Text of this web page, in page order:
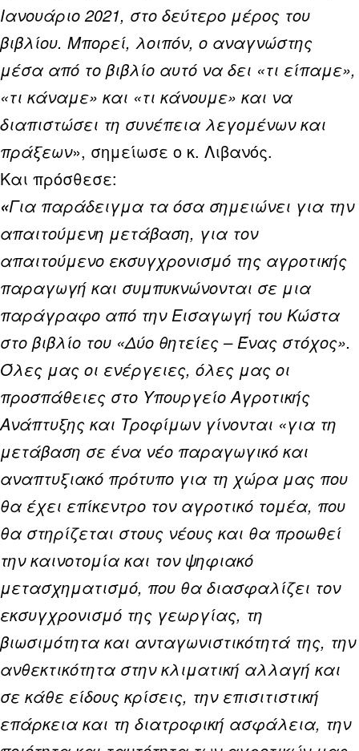
Ιανουάριο 2021, στο δεύτερο μέρος του
βιβλίου. Μπορεί, λοιπόν, ο αναγνώστης
μέσα από το βιβλίο αυτό να δει «τι είπαμε»,
«τι κάναμε» και «τι κάνουμε» και να
διαπιστώσει τη συνέπεια λεγομένων και
πράξεων», σημείωσε ο κ. Λιβανός.
Και πρόσθεσε:
«Για παράδειγμα τα όσα σημειώνει για την
απαιτούμενη μετάβαση, για τον
απαιτούμενο εκσυγχρονισμό της αγροτικής
παραγωγή και συμπυκνώνονται σε μια
παράγραφο από την Εισαγωγή του Κώστα
στο βιβλίο του «Δύο θητείες – Ένας στόχος».
Όλες μας οι ενέργειες, όλες μας οι
προσπάθειες στο Υπουργείο Αγροτικής
Ανάπτυξης και Τροφίμων γίνονται «για τη
μετάβαση σε ένα νέο παραγωγικό και
αναπτυξιακό πρότυπο για τη χώρα μας που
θα έχει επίκεντρο τον αγροτικό τομέα, που
θα στηρίζεται στους νέους και θα προωθεί
την καινοτομία και τον ψηφιακό
μετασχηματισμό, που θα διασφαλίζει τον
εκσυγχρονισμό της γεωργίας, τη
βιωσιμότητα και ανταγωνιστικότητά της, την
ανθεκτικότητα στην κλιματική αλλαγή και
σε κάθε είδους κρίσεις, την επισιτιστική
επάρκεια και τη διατροφική ασφάλεια, την